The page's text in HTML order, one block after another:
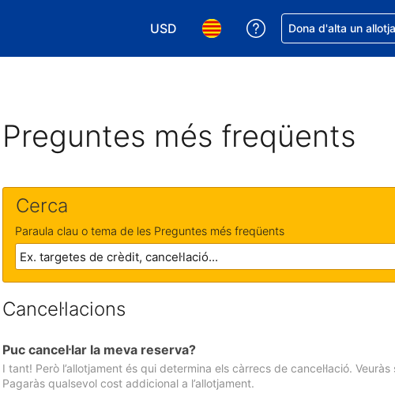
USD
Tria la moneda. La moneda actual és
Tria l'idioma. L'idioma actual és
Rep ajuda amb la
Dona d'alta un
Preguntes més freqüents
Cerca
Paraula clau o tema de les Preguntes més freqüents
Cancel·lacions
Puc cancel·lar la meva reserva?
I tant! Però l’allotjament és qui determina els càrrecs de cancel·lació.
Pagaràs qualsevol cost addicional a l’allotjament.